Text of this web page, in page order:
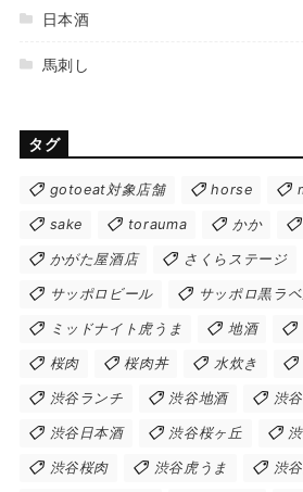
日本酒
馬刺し
タグ
gotoeat対象店舗 horse
sake torauma かか
かがた屋酒店 さくらステージ
サッポロビール サッポロ黒ラ
ミッドナイト虎うま 地酒
桜肉 桜肉丼 水炊き
渋谷ランチ 渋谷地酒 渋
渋谷日本酒 渋谷桜ヶ丘
渋谷桜肉 渋谷虎うま 渋